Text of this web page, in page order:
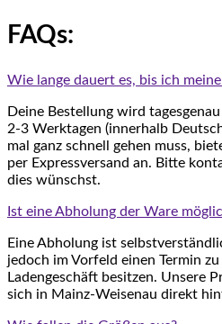
FAQs:
Wie lange dauert es, bis ich
Deine Bestellung wird
2-3 Werktagen (innerhalb
mal ganz schnell gehen muss,
per Expressversand an. Bitte
dies wünschst.
Ist eine Abholung der Ware
Eine Abholung ist
jedoch im Vorfeld einen Termin
Ladengeschäft besitzen. Unsere
sich in Mainz-Weisenau direkt